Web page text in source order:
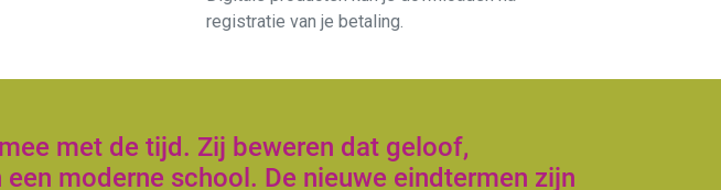
registratie van je betaling.
met de tijd. Zij beweren dat geloof,
moderne school. De nieuwe eindtermen zijn